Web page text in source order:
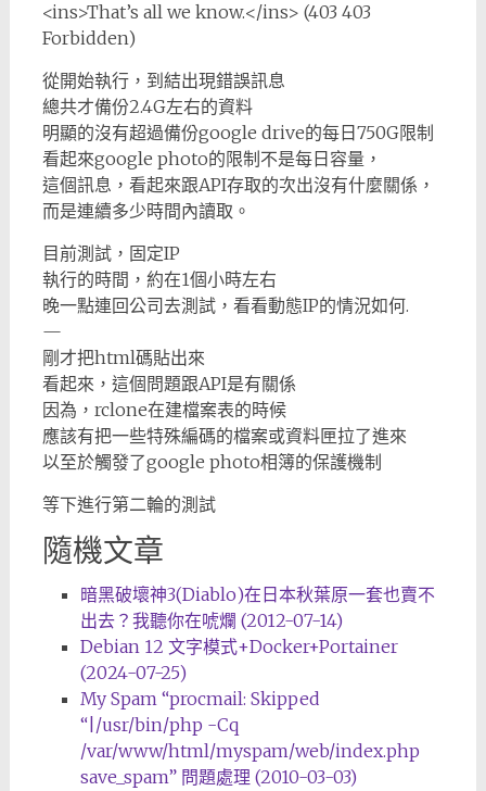
<ins>That’s all we know.</ins> (403 403
Forbidden)
從開始執行，到結出現錯誤訊息
總共才備份2.4G左右的資料
明顯的沒有超過備份google drive的每日750G限制
看起來google photo的限制不是每日容量，
這個訊息，看起來跟API存取的次出沒有什麼關係，
而是連續多少時間內讀取。
目前測試，固定IP
執行的時間，約在1個小時左右
晚一點連回公司去測試，看看動態IP的情況如何.
—
剛才把html碼貼出來
看起來，這個問題跟API是有關係
因為，rclone在建檔案表的時候
應該有把一些特殊編碼的檔案或資料匣拉了進來
以至於觸發了google photo相簿的保護機制
等下進行第二輪的測試
隨機文章
暗黑破壞神3(Diablo)在日本秋葉原一套也賣不
出去？我聽你在唬爛 (2012-07-14)
Debian 12 文字模式+Docker+Portainer
(2024-07-25)
My Spam “procmail: Skipped
“|/usr/bin/php -Cq
/var/www/html/myspam/web/index.php
save_spam” 問題處理 (2010-03-03)